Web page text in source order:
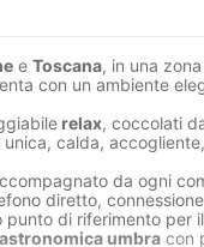
e Toscana, in una
con un ambiente
relax, coccolati
unica, calda,
da ogni
diretto,
punto di riferimento per
umbra con